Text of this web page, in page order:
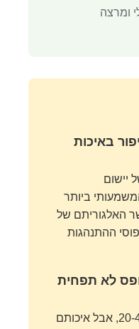
ומרצה
באיכות
של יישום
ביותר
כאשר האלגוריתם של
ההתנהגות
לא תפחית
כן, מספר הלידים יקטן ב-20-40%, אבל איכותם